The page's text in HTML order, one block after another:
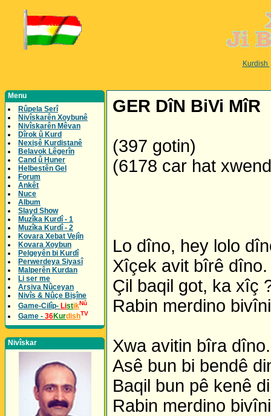
Kurdish
Menu
Rûpela Serî
Nivîskarên Xoybunê
Nivîskarên Mêvan
Dîrok û Kurd
Nexişê Kurdistanê
Belavok Lêgerîn
Cand û Huner
Helbestên Gel
Forum
Ankêt
Nuce
Album
Slayd Show
Muzîka Kurdî - 1
Muzîka Kurdî - 2
Kovara Xebat Vejîn
Kovara Xoybun
Pelgeyên bi Kurdî
Perwerdeya Siyasî
Malperên Kurdan
Li ser me
Arsiva Nûceyan
Nivîs & Nûçe Bişîne
Game-Cilîp- ListikNû
Game - 36KurdishTV
Nivîskar
GER DîN BiVi MîR
(397 gotin)
(6178 car hat
Lo dîno, hey lolo
Xîçek avit bîrê dîno.
Çil baqil got, ka xîç
Rabin merdino
Xwa avitin bîra dîno.
Asê bun bi bendê
Baqil bun pê kenê
Rabin merdino